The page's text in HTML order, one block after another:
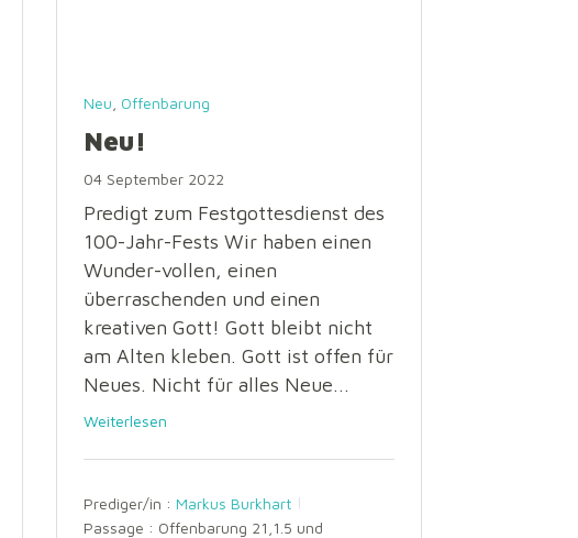
Neu Offenbarung
Neu!
04 September 2022
Predigt zum Festgottesdienst des
100-Jahr-Fests Wir haben einen
Wunder-vollen, einen
überraschenden und einen
kreativen Gott! Gott bleibt nicht
am Alten kleben. Gott ist offen für
Neues. Nicht für alles Neue...
Weiterlesen
Prediger/in : Markus Burkhart
Passage : Offenbarung 21,1.5 und